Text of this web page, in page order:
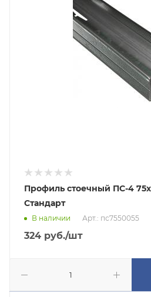
Профиль стоечный ПС-4
Стандарт
В наличии Арт.: пс7550055
324 руб./шт